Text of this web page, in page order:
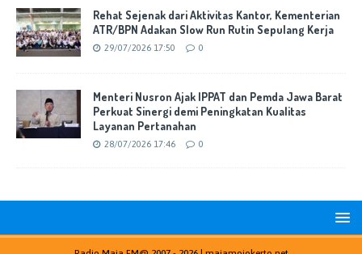
Rehat Sejenak dari Aktivitas Kantor, Kementerian
ATR/BPN Adakan Slow Run Rutin Sepulang Kerja
29/07/2026 17:50 0
Menteri Nusron Ajak IPPAT dan Pemda Jawa Barat
Perkuat Sinergi demi Peningkatan Kualitas
Layanan Pertanahan
28/07/2026 17:46 0